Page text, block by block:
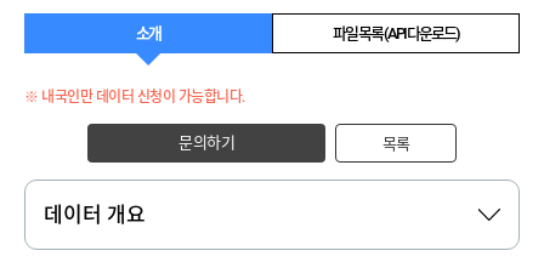
소개 파일 목록 (API 다운로드)
※ 내국인만 데이터 신청이 가능합니다.
문의하기 목록
데이터 개요